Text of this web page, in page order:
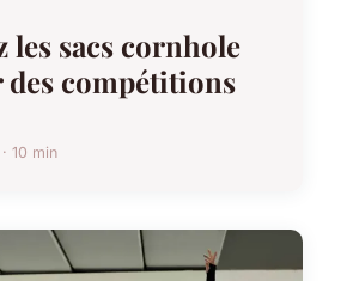
les sacs cornhole
des compétitions
10 min